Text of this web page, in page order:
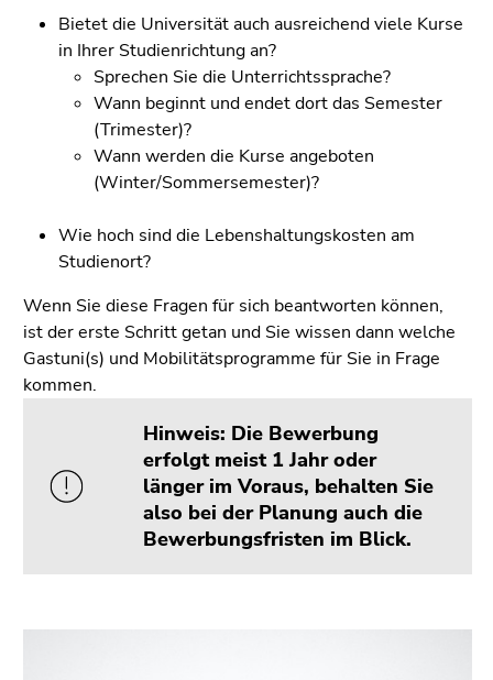
Bietet die Universität auch ausreichend viele Kurse
in Ihrer Studienrichtung an?
Sprechen Sie die Unterrichtssprache?
Wann beginnt und endet dort das Semester
(Trimester)?
Wann werden die Kurse angeboten
(Winter/Sommersemester)?
Wie hoch sind die Lebenshaltungskosten am
Studienort?
Wenn Sie diese Fragen für sich beantworten können,
ist der erste Schritt getan und Sie wissen dann welche
Gastuni(s) und Mobilitätsprogramme für Sie in Frage
kommen.
Hinweis: Die Bewerbung
erfolgt meist 1 Jahr oder
länger im Voraus, behalten Sie
also bei der Planung auch die
Bewerbungsfristen im Blick.